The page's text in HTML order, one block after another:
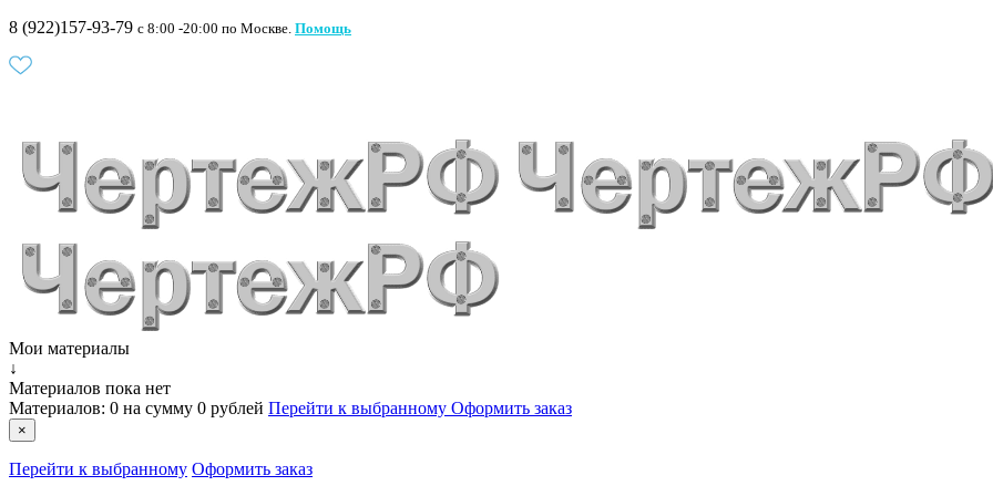
8 (922)157-93-79 c 8:00 -20:00 по Москве. Помощь
Мои материалы
↓
Материалов пока нет
Материалов: 0 на сумму 0 рублей Перейти к выбранному Оформить заказ
×
Перейти к выбранному Оформить заказ